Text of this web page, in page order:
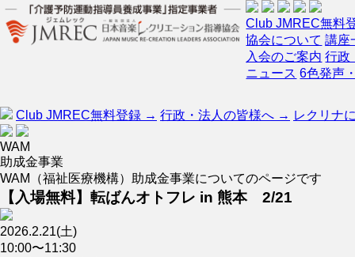
Club JMREC無料
協会について 講座
入会のご案内 行政
ニュース 6色発声
Club JMREC無料登録 → 行政・法人の皆様へ → レクリナ
WAM
助成金事業
WAM（福祉医療機構）助成金事業についてのページです
【入場無料】転ばんオトフレ in 熊本 2/21
2026.2.21(土)
10:00〜11:30